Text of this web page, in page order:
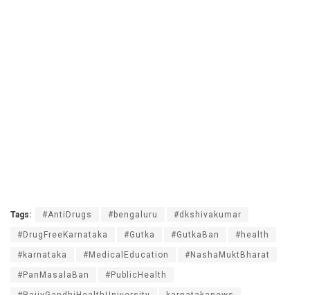
Tags: #AntiDrugs #bengaluru #dkshivakumar
#DrugFreeKarnataka #Gutka #GutkaBan #health
#karnataka #MedicalEducation #NashaMuktBharat
#PanMasalaBan #PublicHealth